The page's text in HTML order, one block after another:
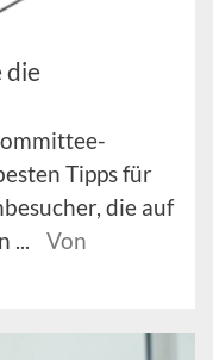
die
Tipps für
die auf
Von